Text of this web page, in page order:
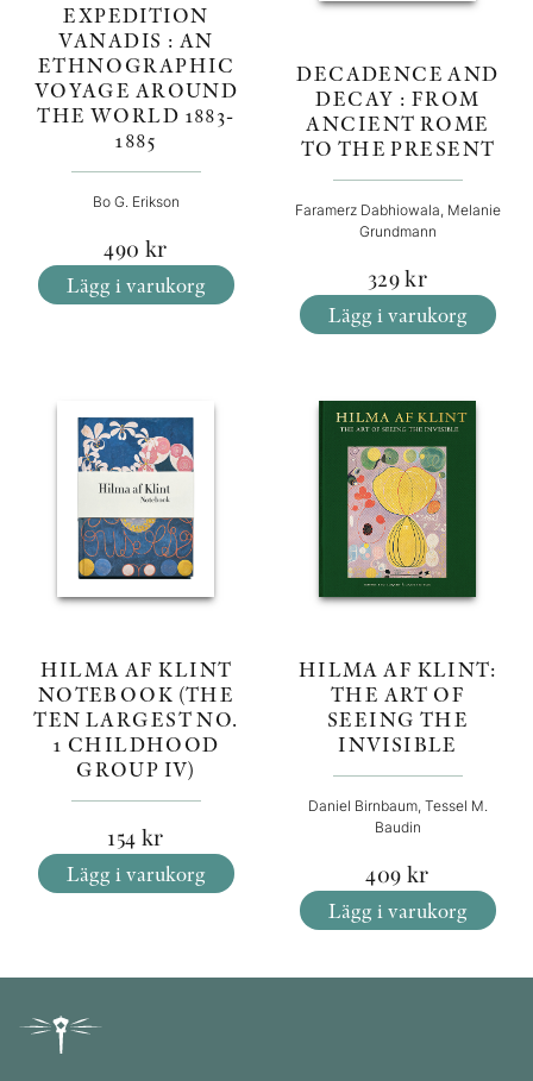
EXPEDITION
VANADIS : AN
ETHNOGRAPHIC
VOYAGE AROUND
THE WORLD 1883-
1885
Bo G. Erikson
490 kr
Lägg i varukorg
DECADENCE AND
DECAY : FROM
ANCIENT ROME
TO THE PRESENT
Faramerz Dabhiowala, Melanie
Grundmann
329kr
Lägg i varukorg
HILMA AF KLINT
NOTEBOOK (THE
TEN LARGEST NO.
1 CHILDHOOD
GROUP IV)
154 kr
Lägg i varukorg
HILMA AF KLINT:
THE ART OF
SEEING THE
INVISIBLE
Daniel Birnbaum, Tessel M.
Baudin
409 kr
Lägg i varukorg